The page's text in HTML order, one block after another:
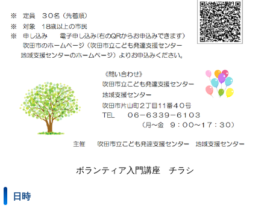
ボランティア入門講座 チラシ
日時